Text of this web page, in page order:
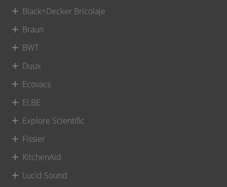
Black+Decker Bricolaje
Braun
BWT
Duux
Ecovacs
ELBE
Explore Scientific
Fissler
KitchenAid
Lucid Sound